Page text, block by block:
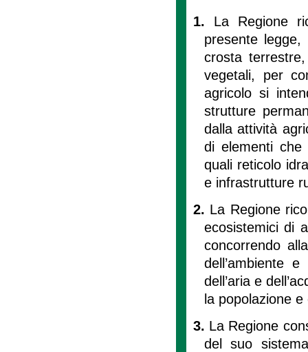
1. La Regione
presente legge,
crosta
vegetali, per
agricolo si
strutture
dalla attività
di elementi che
quali reticolo
e infrastrutture
2. La Regione
ecosistemici di
concorrendo
dell’ambiente
dell’aria e
la popolazione
3. La Regione
del suo